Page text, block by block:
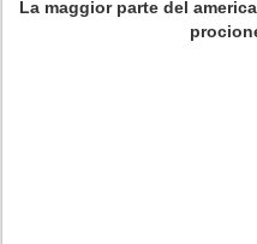
La maggior parte del